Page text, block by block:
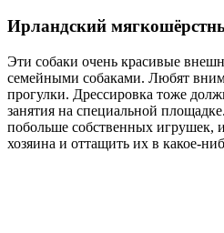
Ирландский
Эти собаки очень красивые
семейными собаками. Любят
прогулки. Дрессировка тоже
занятия на специальной
побольше собственных игрушек,
хозяина и оттащить их в какое-